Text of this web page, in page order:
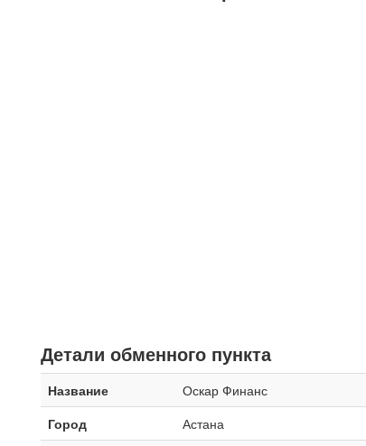
Детали обменного пункта
Название
Оскар Финанс
Город
Астана